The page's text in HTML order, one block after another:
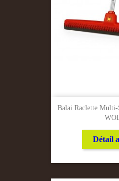
Balai Raclette
Détail